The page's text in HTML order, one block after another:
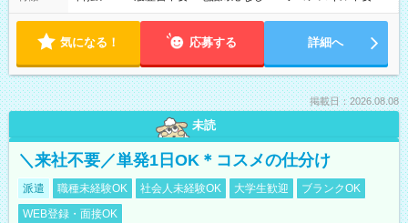
気になる！ 応募する 詳細へ
掲載日：2026.08.08
未読
＼来社不要／単発1日OK＊コスメの仕分け
派遣 職種未経験OK 社会人未経験OK 大学生歓迎
ブランクOK
WEB登録・面接OK